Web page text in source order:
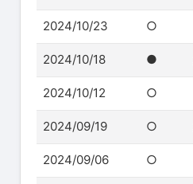
2024/10/23 ○
2024/10/18 ●
2024/10/12 ○
2024/09/19 ○
2024/09/06 ○